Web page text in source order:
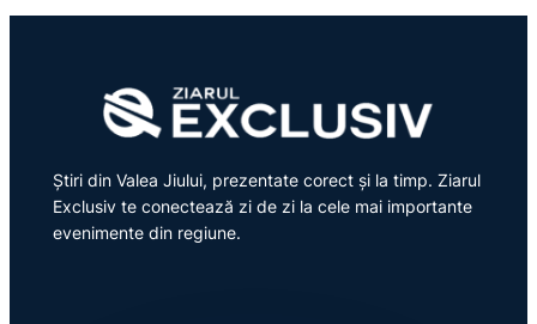
Știri din Valea Jiului, prezentate corect și la timp. Ziarul
Exclusiv te conectează zi de zi la cele mai importante
evenimente din regiune.